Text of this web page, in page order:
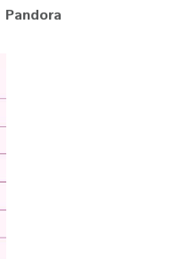
Pandora